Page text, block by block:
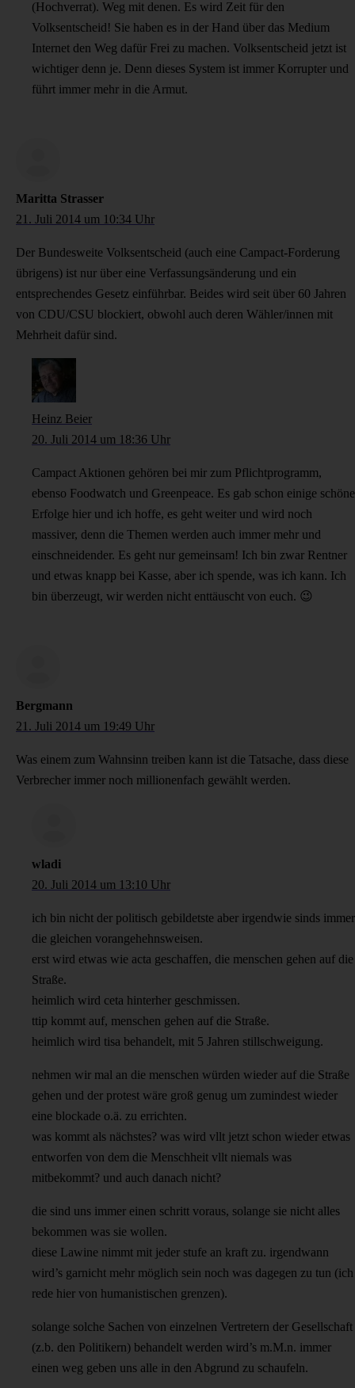
(Hochverrat). Weg mit denen. Es wird Zeit für den
Volksentscheid! Sie haben es in der Hand über das Medium
Internet den Weg dafür Frei zu machen. Volksentscheid jetzt ist
wichtiger denn je. Denn dieses System ist immer Korrupter und
führt immer mehr in die Armut.
Maritta Strasser
21. Juli 2014 um 10:34 Uhr
Der Bundesweite Volksentscheid (auch eine Campact-Forderung
übrigens) ist nur über eine Verfassungsänderung und ein
entsprechendes Gesetz einführbar. Beides wird seit über 60 Jahren
von CDU/CSU blockiert, obwohl auch deren Wähler/innen mit
Mehrheit dafür sind.
Heinz Beier
20. Juli 2014 um 18:36 Uhr
Campact Aktionen gehören bei mir zum Pflichtprogramm,
ebenso Foodwatch und Greenpeace. Es gab schon einige schöne
Erfolge hier und ich hoffe, es geht weiter und wird noch
massiver, denn die Themen werden auch immer mehr und
einschneidender. Es geht nur gemeinsam! Ich bin zwar Rentner
und etwas knapp bei Kasse, aber ich spende, was ich kann. Ich
bin überzeugt, wir werden nicht enttäuscht von euch. 😉
Bergmann
21. Juli 2014 um 19:49 Uhr
Was einem zum Wahnsinn treiben kann ist die Tatsache, dass diese
Verbrecher immer noch millionenfach gewählt werden.
wladi
20. Juli 2014 um 13:10 Uhr
ich bin nicht der politisch gebildetste aber irgendwie sinds immer
die gleichen vorangehehnsweisen.
erst wird etwas wie acta geschaffen, die menschen gehen auf die
Straße.
heimlich wird ceta hinterher geschmissen.
ttip kommt auf, menschen gehen auf die Straße.
heimlich wird tisa behandelt, mit 5 Jahren stillschweigung.
nehmen wir mal an die menschen würden wieder auf die Straße
gehen und der protest wäre groß genug um zumindest wieder
eine blockade o.ä. zu errichten.
was kommt als nächstes? was wird vllt jetzt schon wieder etwas
entworfen von dem die Menschheit vllt niemals was
mitbekommt? und auch danach nicht?
die sind uns immer einen schritt voraus, solange sie nicht alles
bekommen was sie wollen.
diese Lawine nimmt mit jeder stufe an kraft zu. irgendwann
wird’s garnicht mehr möglich sein noch was dagegen zu tun (ich
rede hier von humanistischen grenzen).
solange solche Sachen von einzelnen Vertretern der Gesellschaft
(z.b. den Politikern) behandelt werden wird’s m.M.n. immer
einen weg geben uns alle in den Abgrund zu schaufeln.